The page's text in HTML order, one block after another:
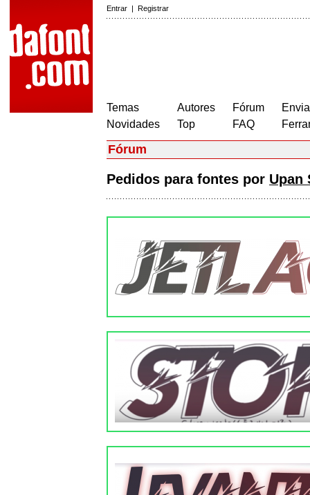
Entrar | Registrar
Temas
Novidades
Autores
Top
Fórum
FAQ
Fórum
Pedidos para fontes por Upan